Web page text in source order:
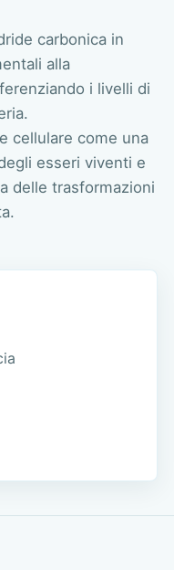
carbonica in
alla
i livelli di
cellulare come una
esseri viventi e
delle trasformazioni